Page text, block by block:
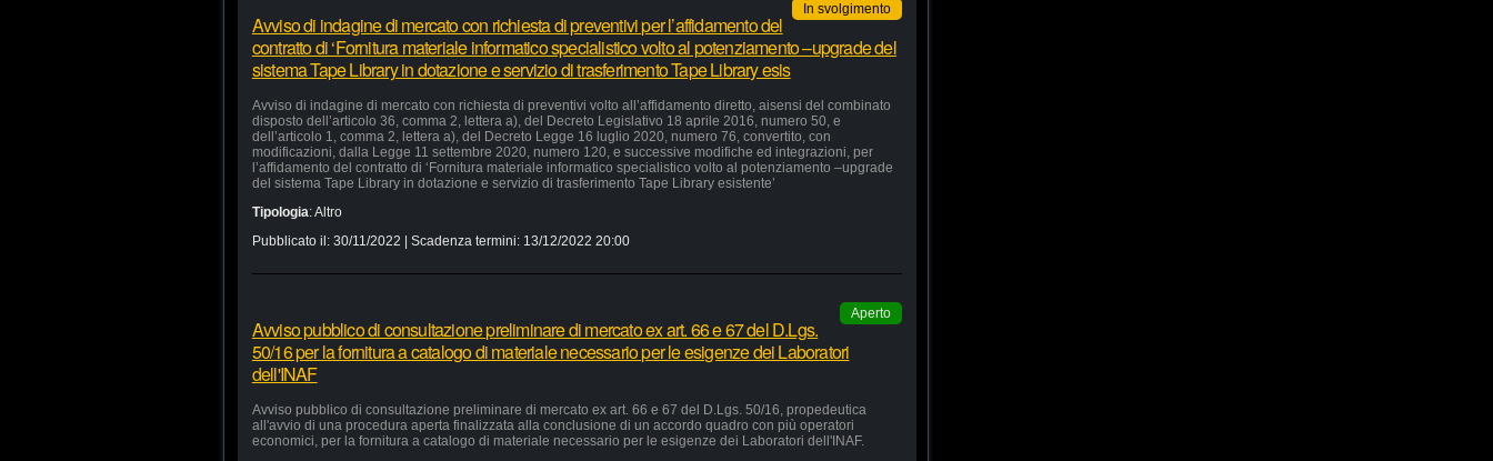
In svolgimento
Avviso di indagine di mercato con richiesta di preventivi per l’affidamento del
contratto di ‘Fornitura materiale informatico specialistico volto al potenziamento –upgrade del
sistema Tape Library in dotazione e servizio di trasferimento Tape Library esis
Avviso di indagine di mercato con richiesta di preventivi volto all’affidamento diretto, aisensi del combinato
disposto dell’articolo 36, comma 2, lettera a), del Decreto Legislativo 18 aprile 2016, numero 50, e
dell’articolo 1, comma 2, lettera a), del Decreto Legge 16 luglio 2020, numero 76, convertito, con
modificazioni, dalla Legge 11 settembre 2020, numero 120, e successive modifiche ed integrazioni, per
l’affidamento del contratto di ‘Fornitura materiale informatico specialistico volto al potenziamento –upgrade
del sistema Tape Library in dotazione e servizio di trasferimento Tape Library esistente’
Tipologia:Altro
Pubblicato il: 30/11/2022 | Scadenza termini: 13/12/2022 20:00
Aperto
Avviso pubblico di consultazione preliminare di mercato ex art. 66 e 67 del D.Lgs.
50/16 per la fornitura a catalogo di materiale necessario per le esigenze dei Laboratori
dell'INAF
Avviso pubblico di consultazione preliminare di mercato ex art. 66 e 67 del D.Lgs. 50/16, propedeutica
all'avvio di una procedura aperta finalizzata alla conclusione di un accordo quadro con più operatori
economici, per la fornitura a catalogo di materiale necessario per le esigenze dei Laboratori dell'INAF.